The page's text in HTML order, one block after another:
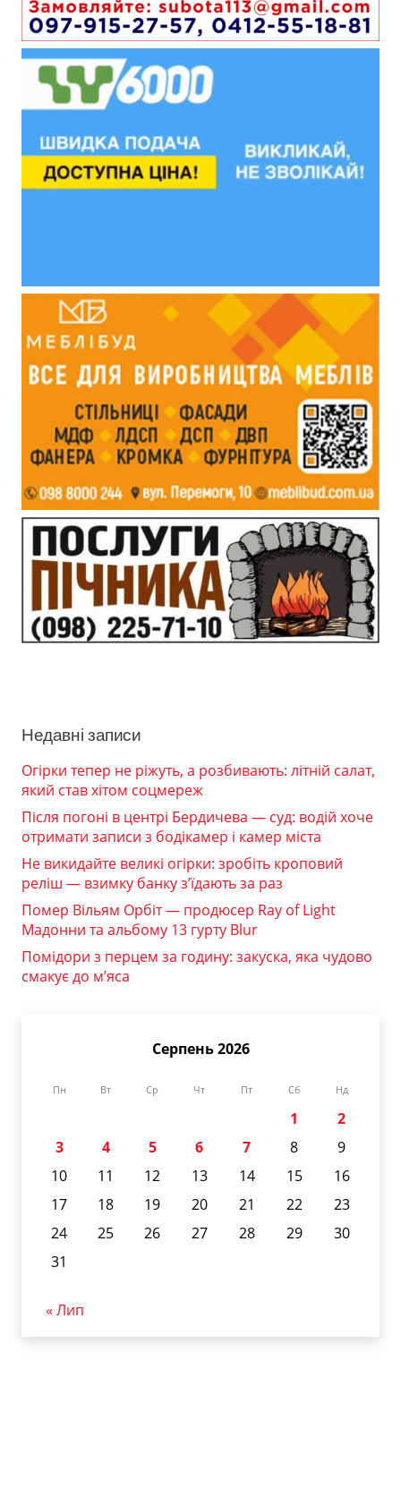
Недавні записи
Огірки тепер не ріжуть, а розбивають: літній салат,
який став хітом соцмереж
Після погоні в центрі Бердичева — суд: водій хоче
отримати записи з бодікамер і камер міста
Не викидайте великі огірки: зробіть кроповий
реліш — взимку банку з’їдають за раз
Помер Вільям Орбіт — продюсер Ray of Light
Мадонни та альбому 13 гурту Blur
Помідори з перцем за годину: закуска, яка чудово
смакує до м’яса
Серпень 2026
Пн Вт Ср Чт Пт Сб Нд
1
2
3
4 5 6 7 8
9
10
11 12 13 14 15
16
17
18 19 20 21 22
23
24
25 26 27 28 29
30
31
« Лип